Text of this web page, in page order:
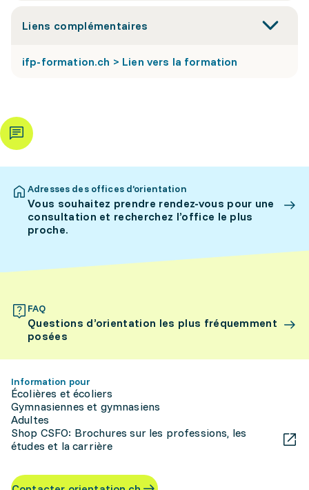
Liens complémentaires
ifp-formation.ch > Lien vers la formation
Adresses des offices d’orientation
Vous souhaitez prendre rendez-vous pour une
consultation et recherchez l’office le plus
proche.
FAQ
Questions d’orientation les plus fréquemment
posées
Information pour
Écolières et écoliers
Gymnasiennes et gymnasiens
Adultes
Shop CSFO: Brochures sur les professions, les
études et la carrière